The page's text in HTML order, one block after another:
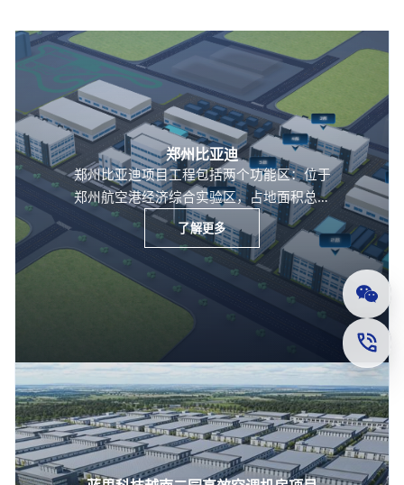
郑州比亚迪
郑州比亚迪项目工程包括两个功能区：位于
郑州航空港经济综合实验区，占地面积总共
为16800亩，除包含传统的弱电安防部分及
厂务监控部分外，还包括能源管理系统、资
产运维管理系统、智慧厂务综合管理平台等
系统采用冗余架构，超40000个监控点位，
超200个PLC控制柜。基于厂务管理平台架
构，以数据驱动和流程优化，助力企业实现
了解更多
公众
联系